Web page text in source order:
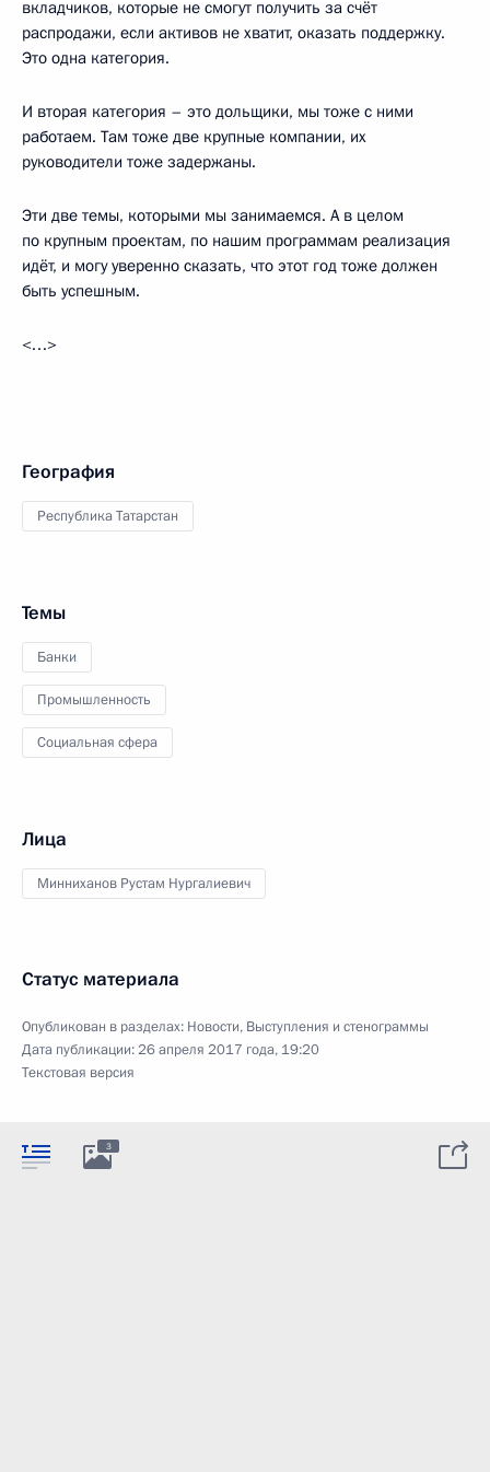
вкладчиков, которые не смогут получить за счёт
распродажи, если активов не хватит, оказать поддержку.
Это одна категория.
И вторая категория – это дольщики, мы тоже с ними
работаем. Там тоже две крупные компании, их
руководители тоже задержаны.
Эти две темы, которыми мы занимаемся. А в целом
по крупным проектам, по нашим программам реализация
идёт, и могу уверенно сказать, что этот год тоже должен
быть успешным.
<…>
География
Республика Татарстан
Темы
Банки
Промышленность
Социальная сфера
Лица
Минниханов Рустам Нургалиевич
Статус материала
Опубликован в разделах: Новости, Выступления и стенограммы
Дата публикации:26 апреля 2017 года, 19:20
Текстовая версия
3